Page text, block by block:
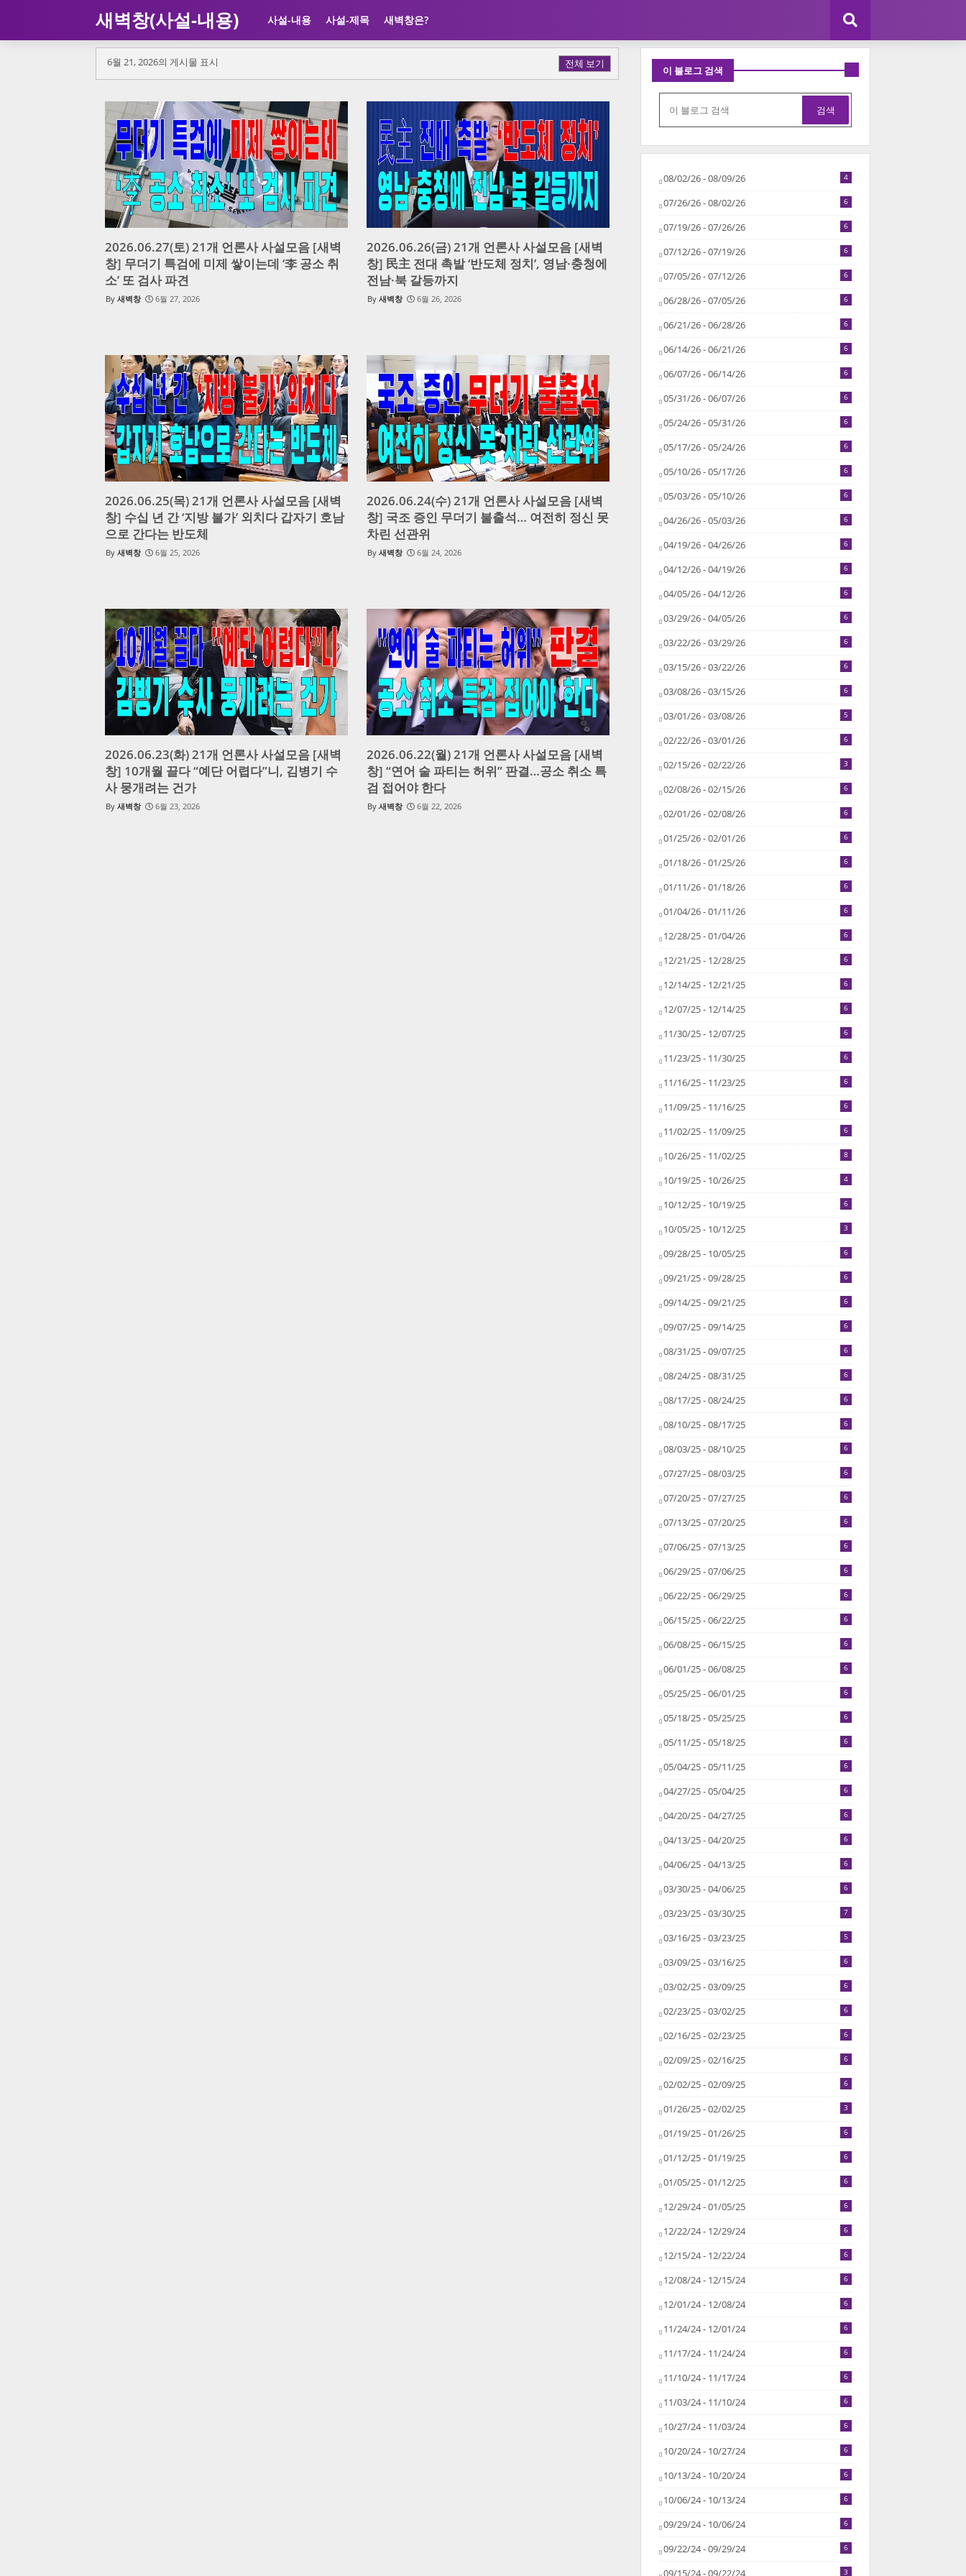
새벽창(사설-내용) 사설-내용 사설-제목 새벽창은?
6월 21, 2026의 게시물 표시 전체 보기
2026.06.27(토) 21개 언론사 사설모음 [새벽
창] 무더기 특검에 미제 쌓이는데 ‘李 공소 취
소’ 또 검사 파견
새벽창 6월 27, 2026
2026.06.26(금) 21개 언론사 사설모음 [새벽
창] 民主 전대 촉발 ‘반도체 정치’, 영남·충청에
전남·북 갈등까지
새벽창 6월 26, 2026
2026.06.25(목) 21개 언론사 사설모음 [새벽
창] 수십 년 간 ‘지방 불가’ 외치다 갑자기 호남
으로 간다는 반도체
새벽창 6월 25, 2026
2026.06.24(수) 21개 언론사 사설모음 [새벽
창] 국조 증인 무더기 불출석… 여전히 정신 못
차린 선관위
새벽창 6월 24, 2026
2026.06.23(화) 21개 언론사 사설모음 [새벽
창] 10개월 끌다 “예단 어렵다”니, 김병기 수
사 뭉개려는 건가
새벽창 6월 23, 2026
2026.06.22(월) 21개 언론사 사설모음 [새벽
창] “연어 술 파티는 허위” 판결…공소 취소 특
검 접어야 한다
새벽창 6월 22, 2026
이 블로그 검색
08/02/26 - 08/09/26 4
07/26/26 - 08/02/26 6
07/19/26 - 07/26/26 6
07/12/26 - 07/19/26 6
07/05/26 - 07/12/26 6
06/28/26 - 07/05/26 6
06/21/26 - 06/28/26 6
06/14/26 - 06/21/26 6
06/07/26 - 06/14/26 6
05/31/26 - 06/07/26 6
05/24/26 - 05/31/26 6
05/17/26 - 05/24/26 6
05/10/26 - 05/17/26 6
05/03/26 - 05/10/26 6
04/26/26 - 05/03/26 6
04/19/26 - 04/26/26 6
04/12/26 - 04/19/26 6
04/05/26 - 04/12/26 6
03/29/26 - 04/05/26 6
03/22/26 - 03/29/26 6
03/15/26 - 03/22/26 6
03/08/26 - 03/15/26 6
03/01/26 - 03/08/26 5
02/22/26 - 03/01/26 6
02/15/26 - 02/22/26 3
02/08/26 - 02/15/26 6
02/01/26 - 02/08/26 6
01/25/26 - 02/01/26 6
01/18/26 - 01/25/26 6
01/11/26 - 01/18/26 6
01/04/26 - 01/11/26 6
12/28/25 - 01/04/26 6
12/21/25 - 12/28/25 6
12/14/25 - 12/21/25 6
12/07/25 - 12/14/25 6
11/30/25 - 12/07/25 6
11/23/25 - 11/30/25 6
11/16/25 - 11/23/25 6
11/09/25 - 11/16/25 6
11/02/25 - 11/09/25 6
10/26/25 - 11/02/25 8
10/19/25 - 10/26/25 4
10/12/25 - 10/19/25 6
10/05/25 - 10/12/25 3
09/28/25 - 10/05/25 6
09/21/25 - 09/28/25 6
09/14/25 - 09/21/25 6
09/07/25 - 09/14/25 6
08/31/25 - 09/07/25 6
08/24/25 - 08/31/25 6
08/17/25 - 08/24/25 6
08/10/25 - 08/17/25 6
08/03/25 - 08/10/25 6
07/27/25 - 08/03/25 6
07/20/25 - 07/27/25 6
07/13/25 - 07/20/25 6
07/06/25 - 07/13/25 6
06/29/25 - 07/06/25 6
06/22/25 - 06/29/25 6
06/15/25 - 06/22/25 6
06/08/25 - 06/15/25 6
06/01/25 - 06/08/25 6
05/25/25 - 06/01/25 6
05/18/25 - 05/25/25 6
05/11/25 - 05/18/25 6
05/04/25 - 05/11/25 6
04/27/25 - 05/04/25 6
04/20/25 - 04/27/25 6
04/13/25 - 04/20/25 6
04/06/25 - 04/13/25 6
03/30/25 - 04/06/25 6
03/23/25 - 03/30/25 7
03/16/25 - 03/23/25 5
03/09/25 - 03/16/25 6
03/02/25 - 03/09/25 6
02/23/25 - 03/02/25 6
02/16/25 - 02/23/25 6
02/09/25 - 02/16/25 6
02/02/25 - 02/09/25 6
01/26/25 - 02/02/25 3
01/19/25 - 01/26/25 6
01/12/25 - 01/19/25 6
01/05/25 - 01/12/25 6
12/29/24 - 01/05/25 6
12/22/24 - 12/29/24 6
12/15/24 - 12/22/24 6
12/08/24 - 12/15/24 6
12/01/24 - 12/08/24 6
11/24/24 - 12/01/24 6
11/17/24 - 11/24/24 6
11/10/24 - 11/17/24 6
11/03/24 - 11/10/24 6
10/27/24 - 11/03/24 6
10/20/24 - 10/27/24 6
10/13/24 - 10/20/24 6
10/06/24 - 10/13/24 6
09/29/24 - 10/06/24 6
09/22/24 - 09/29/24 6
09/15/24 - 09/22/24 3